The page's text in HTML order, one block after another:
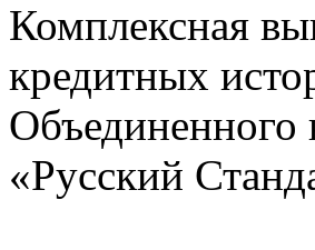
Комплексная
кредитных
Объединенного
«Русский